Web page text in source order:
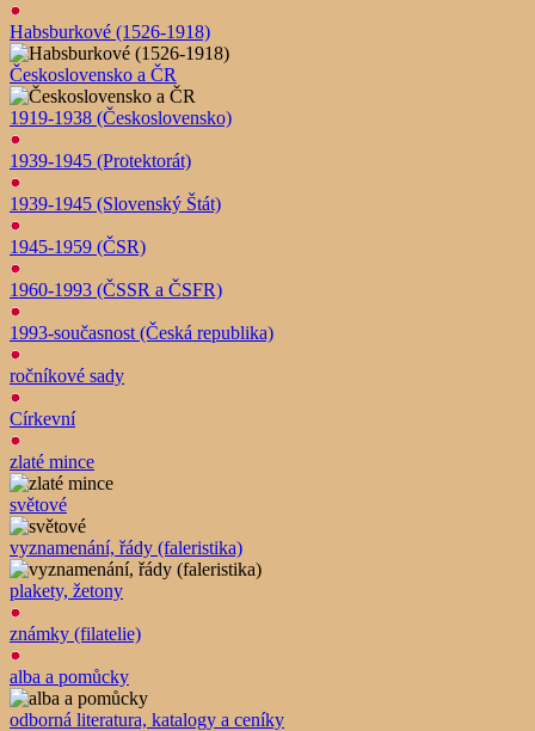
Habsburkové (1526-1918)
Československo a ČR
1919-1938 (Československo)
1939-1945 (Protektorát)
1939-1945 (Slovenský Štát)
1945-1959 (ČSR)
1960-1993 (ČSSR a ČSFR)
1993-současnost (Česká republika)
ročníkové sady
Církevní
zlaté mince
světové
vyznamenání, řády (faleristika)
plakety, žetony
známky (filatelie)
alba a pomůcky
odborná literatura, katalogy a ceníky